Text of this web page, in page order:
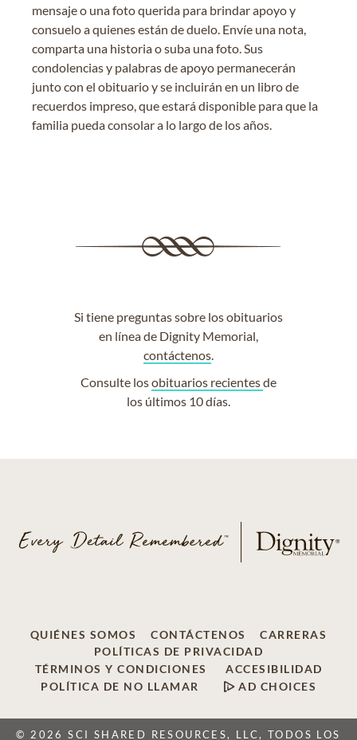
mensaje o una foto querida para brindar apoyo y
consuelo a quienes están de duelo. Envíe una nota,
comparta una historia o suba una foto. Sus
condolencias y palabras de apoyo permanecerán
junto con el obituario y se incluirán en un libro de
recuerdos impreso, que estará disponible para que la
familia pueda consolar a lo largo de los años.
Si tiene preguntas sobre los obituarios
en línea de Dignity Memorial,
contáctenos.
Consulte losobituarios recientesde
los últimos 10 días.
QUIÉNES SOMOS CONTÁCTENOS
CARRERAS
POLÍTICAS DE PRIVACIDAD
TÉRMINOS Y CONDICIONES
ACCESIBILIDAD
POLÍTICA DE NO LLAMAR
AD CHOICES
© 2026 SCI SHARED RESOURCES, LLC, TODOS LOS